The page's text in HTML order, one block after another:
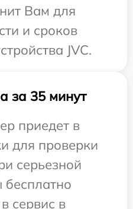
Вам для
и сроков
JVC.
за 35 минут
приедет в
для проверки
серьезной
бесплатно
сервис в